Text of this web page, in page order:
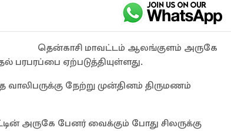
தென்காசி மாவட்டம் ஆலங்குளம் அருகே
பரபரப்பை ஏற்படுத்தியுள்ளது.
நேற்று முன்தினம் திருமணம்
அருகே பேனர் வைக்கும் போது சிலருக்கு